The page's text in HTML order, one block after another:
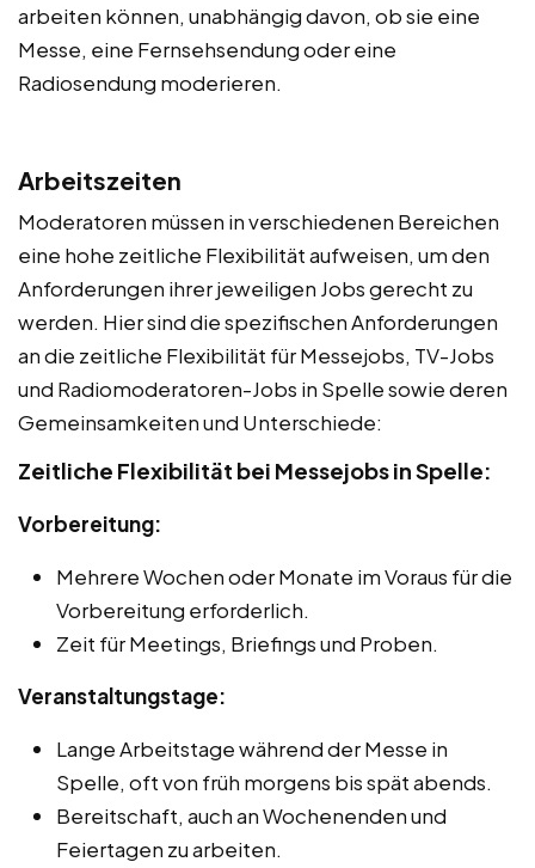
arbeiten können, unabhängig davon, ob sie eine
Messe, eine Fernsehsendung oder eine
Radiosendung moderieren.
Arbeitszeiten
Moderatoren müssen in verschiedenen Bereichen
eine hohe zeitliche Flexibilität aufweisen, um den
Anforderungen ihrer jeweiligen Jobs gerecht zu
werden. Hier sind die spezifischen Anforderungen
an die zeitliche Flexibilität für Messejobs, TV-Jobs
und Radiomoderatoren-Jobs in Spelle sowie deren
Gemeinsamkeiten und Unterschiede:
Zeitliche Flexibilität bei Messejobs in Spelle:
Vorbereitung:
Mehrere Wochen oder Monate im Voraus für die
Vorbereitung erforderlich.
Zeit für Meetings, Briefings und Proben.
Veranstaltungstage:
Lange Arbeitstage während der Messe in
Spelle, oft von früh morgens bis spät abends.
Bereitschaft, auch an Wochenenden und
Feiertagen zu arbeiten.